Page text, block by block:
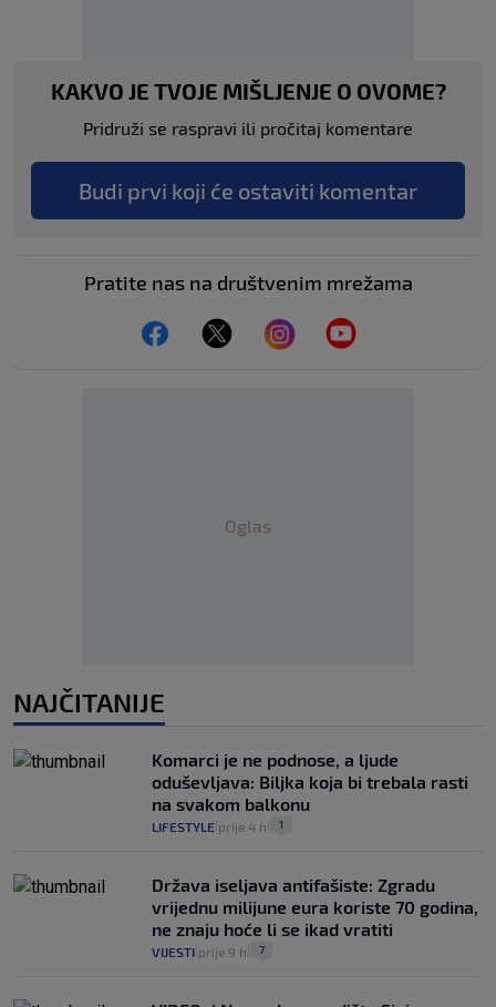
KAKVO JE TVOJE MIŠLJENJE O OVOME?
Pridruži se raspravi ili pročitaj komentare
Budi prvi koji će ostaviti komentar
Pratite nas na društvenim mrežama
Oglas
NAJČITANIJE
Komarci je ne podnose, a ljude
oduševljava: Biljka koja bi trebala rasti
na svakom balkonu
LIFESTYLE prije 4 h 1
Država iseljava antifašiste: Zgradu
vrijednu milijune eura koriste 70 godina,
ne znaju hoće li se ikad vratiti
VIJESTI prije 9 h 7